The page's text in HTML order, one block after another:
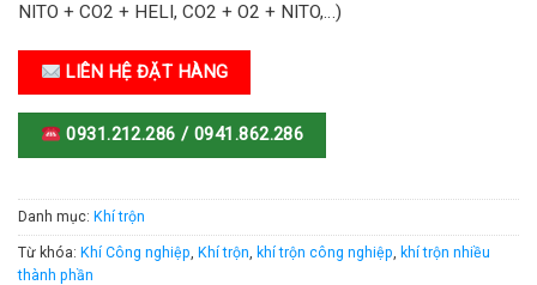
NITO + CO2 + HELI, CO2 + O2 + NITO,…)
LIÊN HỆ ĐẶT HÀNG
0931.212.286 / 0941.862.286
Danh mục: Khí trộn
Từ khóa: Khí Công nghiệp, Khí trộn, khí trộn công nghiệp, khí trộn nhiều
thành phần